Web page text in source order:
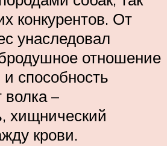
конкурентов. От
унаследовал
отношение
способность
волка –
хищнический
крови.